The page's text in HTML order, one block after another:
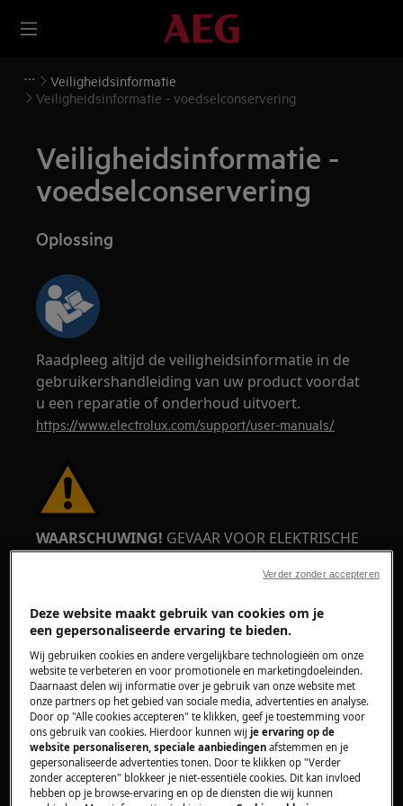
Veiligheidsinformatie
Veiligheidsinformatie - voedselconservering
Veiligheidsinformatie -
voedselconservering
Oplossing
Raadpleeg altijd de veiligheidsinformatie in de
gebruikershandleiding van uw product voordat
u een reparatie of onderhoud uitvoert.
https://www.electrolux.com/support/user-manuals/
WAARSCHUWING! GEVAAR VOOR ELEKTRISCHE
het stopcontact voordat u enige reparatie of
onderhoud uitvoert.
Deze website maakt gebruik van cookies om je
een gepersonaliseerde ervaring te bieden.
Wij gebruiken cookies en andere vergelijkbare technologieën om onze
website te verbeteren en voor promotionele en marketingdoeleinden.
Daarnaast delen wij informatie over je gebruik van onze website met
onze partners op het gebied van sociale media, advertenties en analyse.
Door op "Alle cookies accepteren" te klikken, geef je toestemming voor
ons gebruik van cookies. Hierdoor kunnen wijje ervaring op de
website personaliseren, speciale aanbiedingen afstemmen en je
gepersonaliseerde advertenties tonen. Door te klikken op "Verder
zonder accepteren" blokkeer je niet-essentiële cookies. Dit kan invloed
hebben op je browse-ervaring en op de diensten die wij kunnen
Verder zonder accepteren